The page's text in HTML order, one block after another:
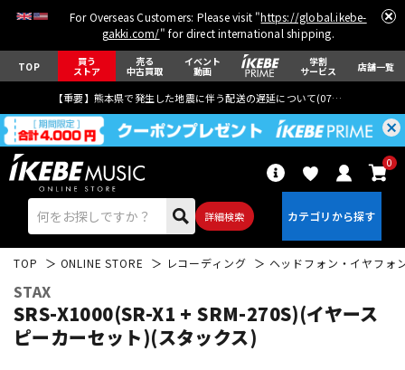
For Overseas Customers: Please visit "https://global.ikebe-
gakki.com/" for direct international shipping.
TOP 買う
ストア
売る
中古買取
イベント
動画
学割
サービス 店舗一覧
【重要】熊本県で発生した地震に伴う配送の遅延について(07月29日
詳細検索
0
TOP ONLINE STORE レコーディング ヘッドフォン・イヤフォ
STAX
SRS-X1000(SR-X1 + SRM-270S)(イヤース
ピーカーセット)(スタックス)